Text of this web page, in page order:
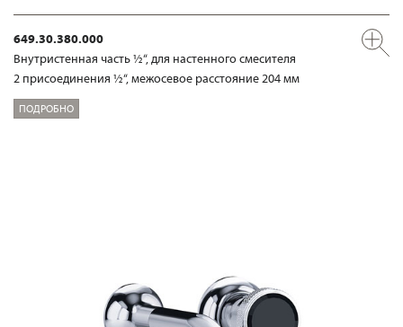
649.30.380.000
Внутристенная часть ½“, для настенного смесителя
2 присоединения ½“, межосевое расстояние 204 мм
ПОДРОБНО